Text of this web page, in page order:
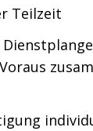
Teilzeit